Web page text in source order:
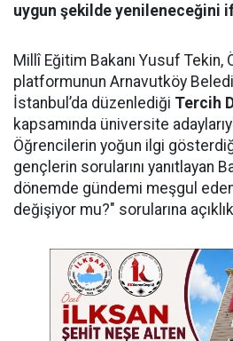
uygun şekilde yenileneceğini
Millî Eğitim Bakanı Yusuf Tekin,
platformunun Arnavutköy
İstanbul’da düzenlediği Tercih
kapsamında üniversite
Öğrencilerin yoğun ilgi
gençlerin sorularını yanıtlayan
dönemde gündemi meşgul
değişiyor mu?" sorularına